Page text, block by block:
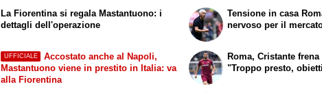
La Fiorentina si regala Mastantuono: i
dettagli dell'operazione
Tensione in casa
nervoso per il
UFFICIALE
Accostato anche al Napoli,
Mastantuono viene in prestito in Italia: va
alla Fiorentina
Roma, Cristante
"Troppo presto,